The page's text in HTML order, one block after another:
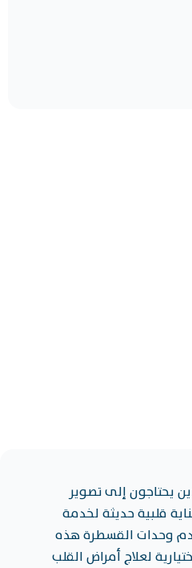
يحتاجون إلى تصوير
قلبية حديثة لخدمة
وحدات القسطرة هذه
لعلاج أمراض القلب